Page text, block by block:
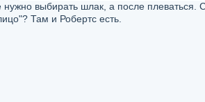
нужно выбирать шлак, а после плеваться.
Там и Робертс есть.